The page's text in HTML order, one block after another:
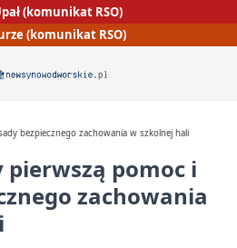
(komunikat RSO)
(komunikat RSO)
bezpiecznego zachowania w szkolnej hali
pierwszą pomoc i
zachowania